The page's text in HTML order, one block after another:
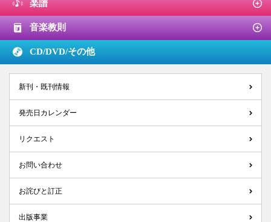
楽譜
音楽教則
CD/DVD/その他
新刊・既刊情報
発売日カレンダー
リクエスト
お問い合わせ
お詫びと訂正
出版事業